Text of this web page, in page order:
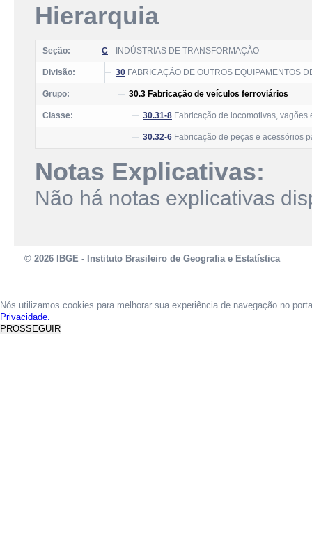
Hierarquia
Seção: C INDÚSTRIAS DE TRANSFORMAÇÃO
Divisão: 30 FABRICAÇÃO DE OUTROS EQUIPAMENTOS
Grupo: 30.3 Fabricação de veículos ferroviários
Classe: 30.31-8 Fabricação de locomotivas, vagões
30.32-6 Fabricação de peças e acessórios
Notas Explicativas:
Não há notas explicativas
© 2026 IBGE - Instituto Brasileiro de Geografia e Estatística
Nós utilizamos cookies para melhorar sua experiência de navegação no
Privacidade.
PROSSEGUIR